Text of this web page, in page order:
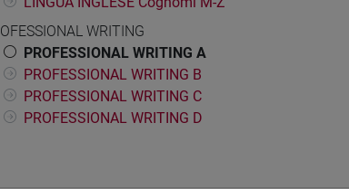
WRITING
PROFESSIONAL WRITING A
PROFESSIONAL WRITING B
PROFESSIONAL WRITING C
PROFESSIONAL WRITING D